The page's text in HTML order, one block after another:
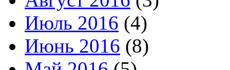
Июль 2016 (4)
Июнь 2016 (8)